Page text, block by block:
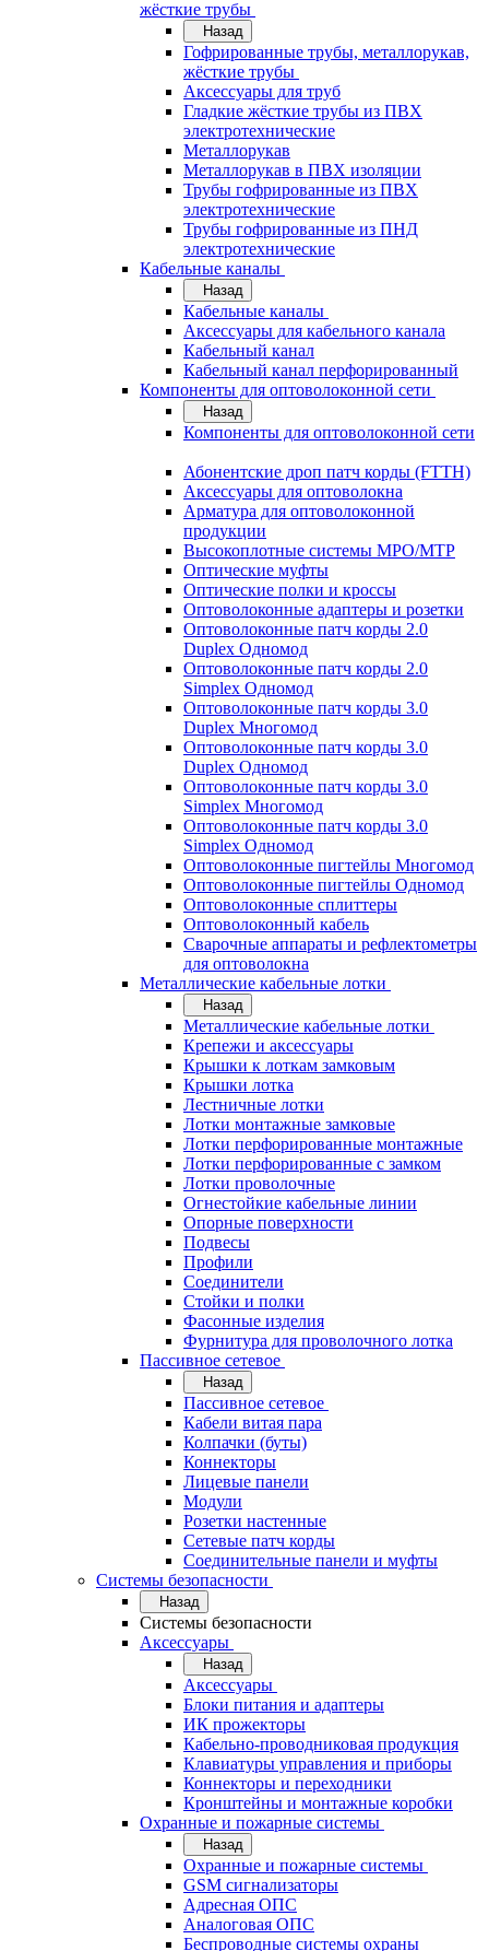
жёсткие трубы
Назад
Гофрированные трубы, металлорукав,
жёсткие трубы
Аксессуары для труб
Гладкие жёсткие трубы из ПВХ
электротехнические
Металлорукав
Металлорукав в ПВХ изоляции
Трубы гофрированные из ПВХ
электротехнические
Трубы гофрированные из ПНД
электротехнические
Кабельные каналы
Назад
Кабельные каналы
Аксессуары для кабельного канала
Кабельный канал
Кабельный канал перфорированный
Компоненты для оптоволоконной сети
Назад
Компоненты для оптоволоконной сети
Абонентские дроп патч корды (FTTH)
Аксессуары для оптоволокна
Арматура для оптоволоконной
продукции
Высокоплотные системы MPO/MTP
Оптические муфты
Оптические полки и кроссы
Оптоволоконные адаптеры и розетки
Оптоволоконные патч корды 2.0
Duplex Одномод
Оптоволоконные патч корды 2.0
Simplex Одномод
Оптоволоконные патч корды 3.0
Duplex Многомод
Оптоволоконные патч корды 3.0
Duplex Одномод
Оптоволоконные патч корды 3.0
Simplex Многомод
Оптоволоконные патч корды 3.0
Simplex Одномод
Оптоволоконные пигтейлы Многомод
Оптоволоконные пигтейлы Одномод
Оптоволоконные сплиттеры
Оптоволоконный кабель
Сварочные аппараты и рефлектометры
для оптоволокна
Металлические кабельные лотки
Назад
Металлические кабельные лотки
Крепежи и аксессуары
Крышки к лоткам замковым
Крышки лотка
Лестничные лотки
Лотки монтажные замковые
Лотки перфорированные монтажные
Лотки перфорированные с замком
Лотки проволочные
Огнестойкие кабельные линии
Опорные поверхности
Подвесы
Профили
Соединители
Стойки и полки
Фасонные изделия
Фурнитура для проволочного лотка
Пассивное сетевое
Назад
Пассивное сетевое
Кабели витая пара
Колпачки (буты)
Коннекторы
Лицевые панели
Модули
Розетки настенные
Сетевые патч корды
Соединительные панели и муфты
Системы безопасности
Назад
Системы безопасности
Аксессуары
Назад
Аксессуары
Блоки питания и адаптеры
ИК прожекторы
Кабельно-проводниковая продукция
Клавиатуры управления и приборы
Коннекторы и переходники
Кронштейны и монтажные коробки
Охранные и пожарные системы
Назад
Охранные и пожарные системы
GSM сигнализаторы
Адресная ОПС
Аналоговая ОПС
Беспроводные системы охраны